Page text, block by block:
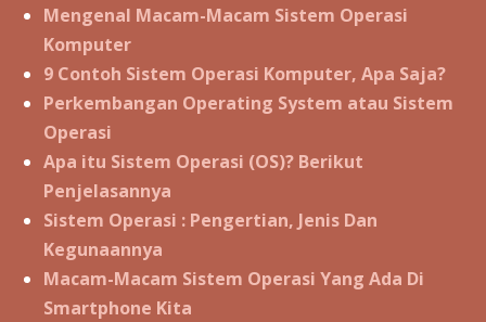
Mengenal Macam-Macam Sistem Operasi
Komputer
9 Contoh Sistem Operasi Komputer, Apa Saja?
Perkembangan Operating System atau Sistem
Operasi
Apa itu Sistem Operasi (OS)? Berikut
Penjelasannya
Sistem Operasi : Pengertian, Jenis Dan
Kegunaannya
Macam-Macam Sistem Operasi Yang Ada Di
Smartphone Kita